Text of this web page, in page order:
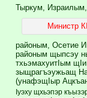
Министр
Тыркум,
районым, Осетие
районым щыпсэу
тхьэмахуитIым
зыщрагъэужьащ
(унафэщIыр
Iуэху щхьэпэр